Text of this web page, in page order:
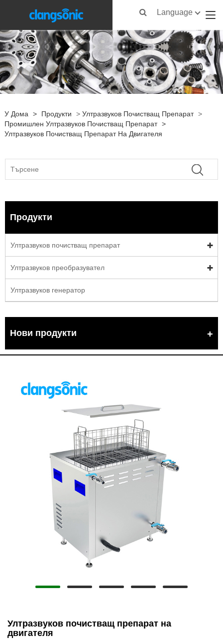
Language
У Дома > Продукти > Ултразвуков Почистващ Препарат >
Промишлен Ултразвуков Почистващ Препарат >
Ултразвуков Почистващ Препарат На Двигателя
Продукти
Ултразвуков почистващ препарат
Ултразвуков преобразувател
Ултразвуков генератор
Нови продукти
Ултразвуков почистващ препарат на
двигателя